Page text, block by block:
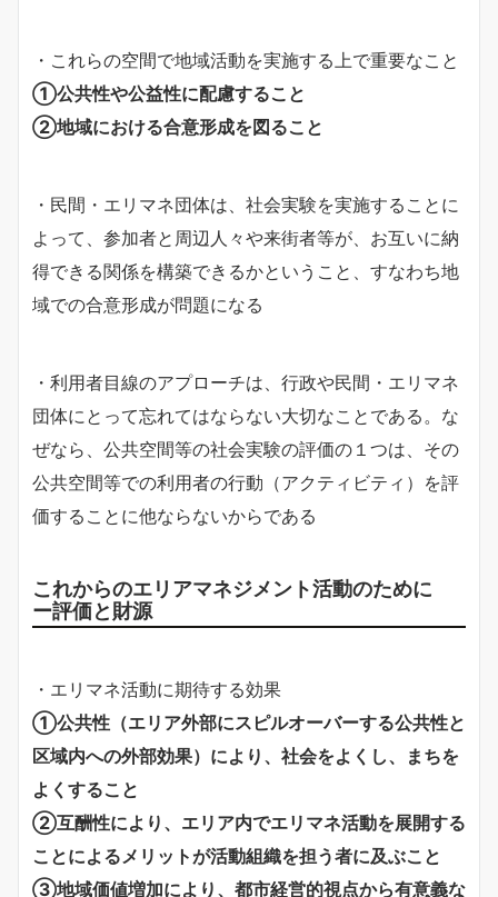
・これらの空間で地域活動を実施する上で重要なこと
①公共性や公益性に配慮すること
②地域における合意形成を図ること
・民間・エリマネ団体は、社会実験を実施することに
よって、参加者と周辺人々や来街者等が、お互いに納
得できる関係を構築できるかということ、すなわち地
域での合意形成が問題になる
・利用者目線のアプローチは、行政や民間・エリマネ
団体にとって忘れてはならない大切なことである。な
ぜなら、公共空間等の社会実験の評価の１つは、その
公共空間等での利用者の行動（アクティビティ）を評
価することに他ならないからである
これからのエリアマネジメント活動のために
ー評価と財源
・エリマネ活動に期待する効果
①公共性（エリア外部にスピルオーバーする公共性と
区域内への外部効果）により、社会をよくし、まちを
よくすること
②互酬性により、エリア内でエリマネ活動を展開する
ことによるメリットが活動組織を担う者に及ぶこと
③地域価値増加により、都市経営的視点から有意義な